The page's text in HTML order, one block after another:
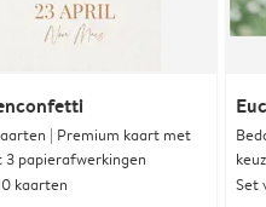
| Premium kaart met
3 papierafwerkingen
kaarten
Set